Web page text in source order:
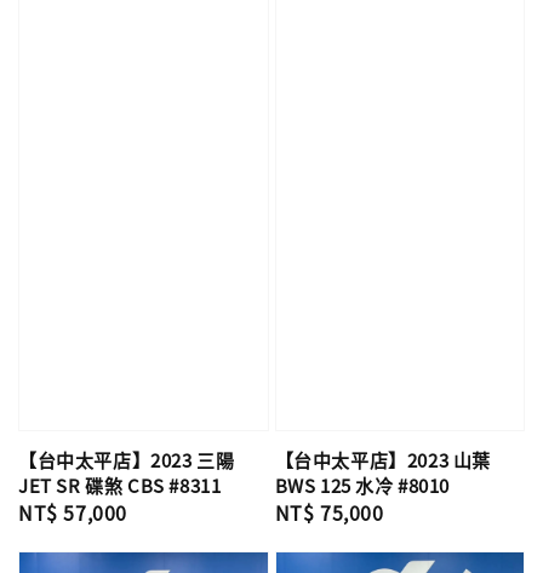
【台中太平店】2023 三陽
JET SR 碟煞 CBS #8311
Regular
NT$ 57,000
【台中太平店】2023 山葉
BWS 125 水冷 #8010
Regular
NT$ 75,000